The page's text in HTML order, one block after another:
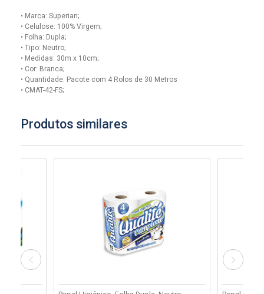
• Marca: Superian;
• Celulose: 100% Virgem;
• Folha: Dupla;
• Tipo: Neutro;
• Medidas: 30m x 10cm;
• Cor: Branca;
• Quantidade: Pacote com 4 Rolos de 30 Metros
• CMAT-42-FS;
Produtos similares